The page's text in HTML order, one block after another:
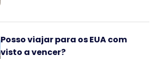
Posso viajar para os EUA com
visto a vencer?